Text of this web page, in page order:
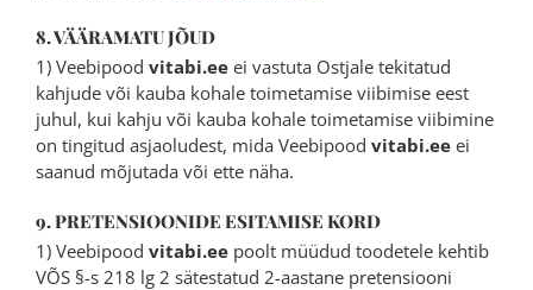
8. VÄÄRAMATU JÕUD
1) Veebipood vitabi.eeei vastuta Ostjale tekitatud
kahjude või kauba kohale toimetamise viibimise eest
juhul, kui kahju või kauba kohale toimetamise viibimine
on tingitud asjaoludest, mida Veebipood vitabi.eeei
saanud mõjutada või ette näha.
9. PRETENSIOONIDE ESITAMISE KORD
1) Veebipood vitabi.eepoolt müüdud toodetele kehtib
VÕS §-s 218 lg 2 sätestatud 2-aastane pretensiooni